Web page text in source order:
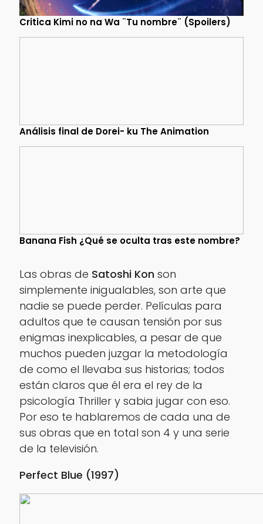
Critica Kimi no na Wa ¨Tu nombre¨ (Spoilers)
Análisis final de Dorei- ku The Animation
Banana Fish ¿Qué se oculta tras este nombre?
Las obras de Satoshi Kon son
simplemente inigualables, son arte que
nadie se puede perder. Películas para
adultos que te causan tensión por sus
enigmas inexplicables, a pesar de que
muchos pueden juzgar la metodología
de como el llevaba sus historias; todos
están claros que él era el rey de la
psicología Thriller y sabia jugar con eso.
Por eso te hablaremos de cada una de
sus obras que en total son 4 y una serie
de la televisión.
Perfect Blue (1997)